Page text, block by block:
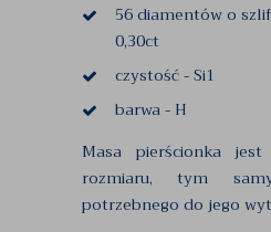
56 diamentów o
0,30ct
czystość - Si1
barwa - H
Masa pierścionka
rozmiaru, tym
potrzebnego do jego